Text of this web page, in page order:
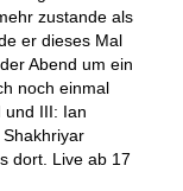
zustande als
er dieses Mal
Abend um ein
noch einmal
und III: Ian
dort. Live ab 17